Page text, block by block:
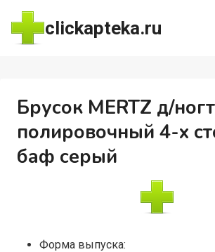
Перейти
содержимому
clickapteka.ru
Брусок MERTZ д/
полировочный 4-х
баф серый
Форма выпуска: